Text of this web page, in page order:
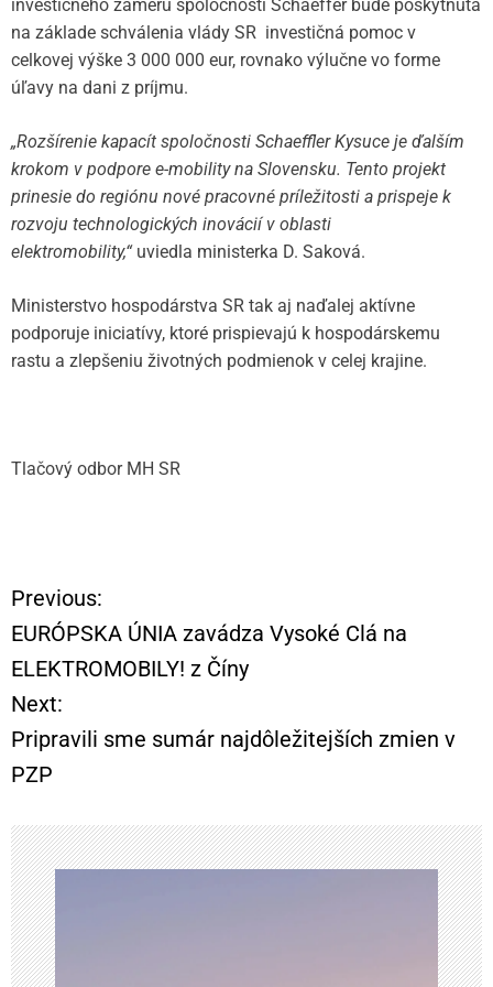
investičného zámeru spoločnosti Schaeffer bude poskytnutá
na základe schválenia vlády SR investičná pomoc v
celkovej výške 3 000 000 eur, rovnako výlučne vo forme
úľavy na dani z príjmu.
„Rozšírenie kapacít spoločnosti Schaeffler Kysuce je ďalším
krokom v podpore e-mobility na Slovensku. Tento projekt
prinesie do regiónu nové pracovné príležitosti a prispeje k
rozvoju technologických inovácií v oblasti
elektromobility,“uviedla ministerka D. Saková.
Ministerstvo hospodárstva SR tak aj naďalej aktívne
podporuje iniciatívy, ktoré prispievajú k hospodárskemu
rastu a zlepšeniu životných podmienok v celej krajine.
Tlačový odbor MH SR
N
a
v
i
g
á
c
i
Previous:
EURÓPSKA ÚNIA zavádza Vysoké Clá na
ELEKTROMOBILY! z Číny
Next:
Pripravili sme sumár najdôležitejších zmien v
PZP